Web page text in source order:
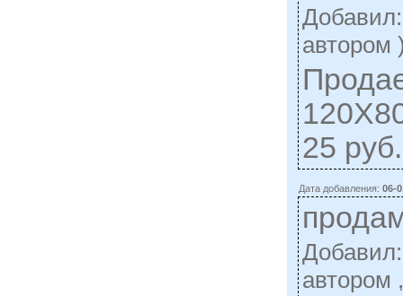
автором
25
Дата добавления:06-
автором